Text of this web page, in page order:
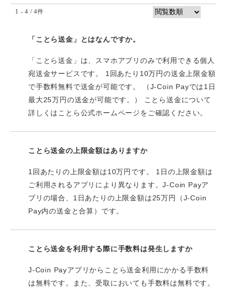
1 - 4 / 4件
「ことら送金」とはなんですか。
「ことら送金」は、スマホアプリのみで利用できる個人
宛送金サービスです。 1回あたり10万円の送金上限金額
で手数料無料で送金が可能です。 （J-Coin Payでは1日
最大25万円の送金が可能です。） ことら送金について
詳しくはことら公式ホームページをご確認ください。
ことら送金の上限金額はありますか
1回あたりの上限金額は10万円です。 1日の上限金額は
ご利用されるアプリにより異なります。J-Coin Payア
プリの場合、1日あたりの上限金額は25万円（J-Coin
Pay内の送金と合算）です。
ことら送金を利用する際に手数料は発生しますか
J-Coin Payアプリからことら送金利用にかかる手数料
は無料です。また、受取においても手数料は無料です。